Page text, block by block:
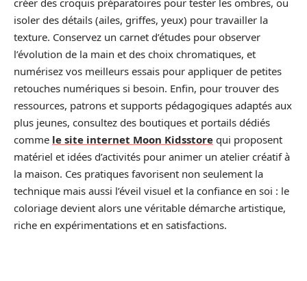
créer des croquis préparatoires pour tester les ombres, ou
isoler des détails (ailes, griffes, yeux) pour travailler la
texture. Conservez un carnet d’études pour observer
l’évolution de la main et des choix chromatiques, et
numérisez vos meilleurs essais pour appliquer de petites
retouches numériques si besoin. Enfin, pour trouver des
ressources, patrons et supports pédagogiques adaptés aux
plus jeunes, consultez des boutiques et portails dédiés
comme le site internet Moon Kidsstore qui proposent
matériel et idées d’activités pour animer un atelier créatif à
la maison. Ces pratiques favorisent non seulement la
technique mais aussi l’éveil visuel et la confiance en soi : le
coloriage devient alors une véritable démarche artistique,
riche en expérimentations et en satisfactions.